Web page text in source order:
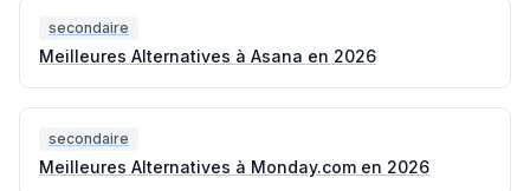
secondaire
Meilleures Alternatives à Asana en 2026
secondaire
Meilleures Alternatives à Monday.com en 2026